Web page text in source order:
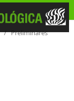
/ Preliminares